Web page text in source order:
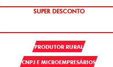
OPORTUNIDADE
PRODUTOR RURAL
CNPJ E MICROEMPRESÁRIOS